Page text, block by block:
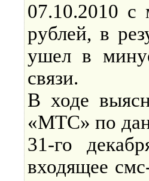
07.10.2010 с
рублей, в
ушел в
связи.
В ходе
«МТС» по
31-го
входящее